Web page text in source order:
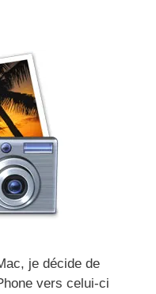
je décide de
vers celui-ci